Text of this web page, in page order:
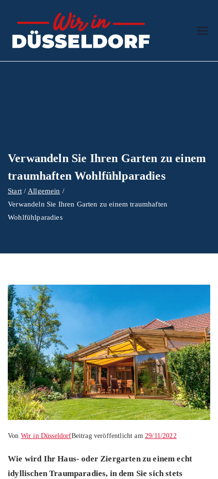
Inhalt
springen
Düssel
Verwandeln Sie Ihren Garten zu einem
traumhaften Wohlfühlparadies
Start
Allgemein
Verwandeln Sie Ihren Garten zu einem traumhaften
Wohlfühlparadies
Von Wir in DüsseldorfBeitrag veröffentlicht am 29/11/2022
Wie wird Ihr Haus- oder Ziergarten zu einem echt
idyllischen Traumparadies, in dem Sie sich stets